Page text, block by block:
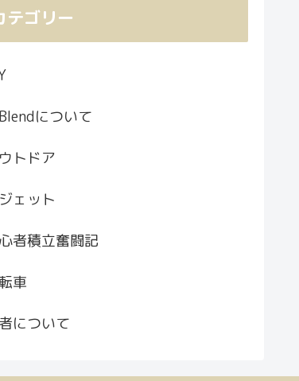
テゴリー
について
トドア
ェット
者積立奮闘記
車
について